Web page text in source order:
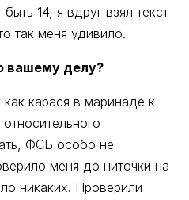
14, я вдруг взял текст
так меня удивило.
вашему делу?
карася в маринаде к
ФСБ особо не
меня до ниточки на
никаких. Проверили